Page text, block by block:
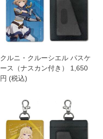
クルニ・クルーシエル パスケ
ース（ナスカン付き） 1,650
円 (税込)